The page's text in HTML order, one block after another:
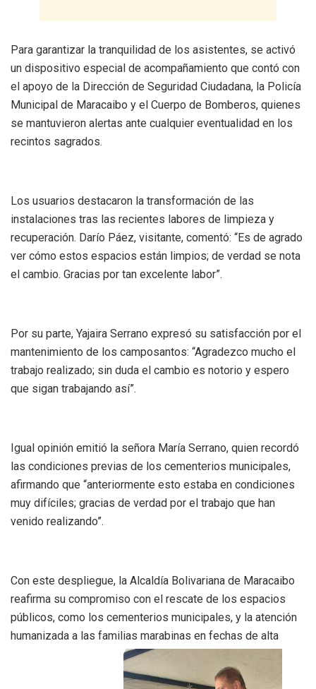
Para garantizar la tranquilidad de los asistentes, se activó
un dispositivo especial de acompañamiento que contó con
el apoyo de la Dirección de Seguridad Ciudadana, la Policía
Municipal de Maracaibo y el Cuerpo de Bomberos, quienes
se mantuvieron alertas ante cualquier eventualidad en los
recintos sagrados.
Los usuarios destacaron la transformación de las
instalaciones tras las recientes labores de limpieza y
recuperación. Darío Páez, visitante, comentó: “Es de agrado
ver cómo estos espacios están limpios; de verdad se nota
el cambio. Gracias por tan excelente labor”.
Por su parte, Yajaira Serrano expresó su satisfacción por el
mantenimiento de los camposantos: “Agradezco mucho el
trabajo realizado; sin duda el cambio es notorio y espero
que sigan trabajando así”.
Igual opinión emitió la señora María Serrano, quien recordó
las condiciones previas de los cementerios municipales,
afirmando que “anteriormente esto estaba en condiciones
muy difíciles; gracias de verdad por el trabajo que han
venido realizando”.
Con este despliegue, la Alcaldía Bolivariana de Maracaibo
reafirma su compromiso con el rescate de los espacios
públicos, como los cementerios municipales, y la atención
humanizada a las familias marabinas en fechas de alta